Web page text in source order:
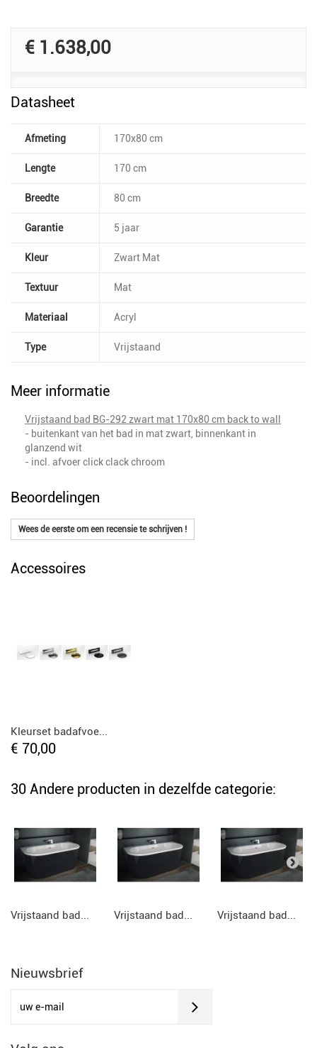
€ 1.638,00
Datasheet
Afmeting 170x80 cm
Lengte 170 cm
Breedte 80 cm
Garantie 5 jaar
Kleur Zwart Mat
Textuur Mat
Materiaal Acryl
Type Vrijstaand
Meer informatie
Vrijstaand bad BG-292 zwart mat 170x80 cm back to wall
- buitenkant van het bad in mat zwart, binnenkant in
glanzend wit
- incl. afvoer click clack chroom
Beoordelingen
Wees de eerste om een recensie te schrijven !
Accessoires
Kleurset badafvoe...
€ 70,00
30 Andere producten in dezelfde categorie:
Vrijstaand bad... Vrijstaand bad... Vrijstaand bad...
Nieuwsbrief